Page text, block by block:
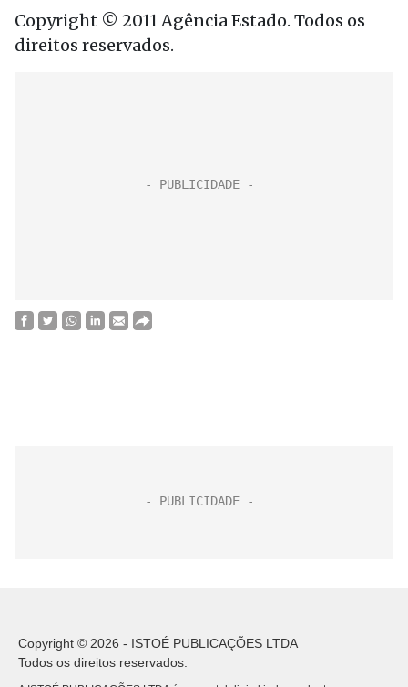
Copyright © 2011 Agência Estado. Todos os
direitos reservados.
Copyright © 2026 - ISTOÉ PUBLICAÇÕES LTDA
Todos os direitos reservados.